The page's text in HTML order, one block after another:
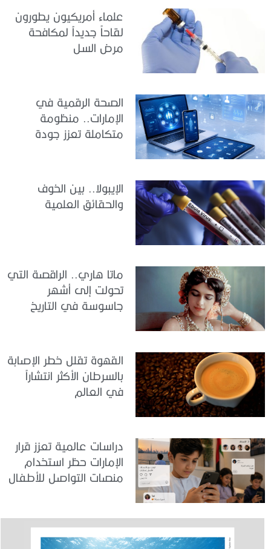
علماء أمريكيون يطورون
لقاحاً جديداً لمكافحة
مرض السل
الصحة الرقمية في
الإمارات.. منظومة
متكاملة تعزز جودة
الإيبولا.. بين الخوف
والحقائق العلمية
ماتا هاري.. الراقصة التي
تحولت إلى أشهر
جاسوسة في التاريخ
القهوة تقلل خطر الإصابة
بالسرطان الأكثر انتشاراً
في العالم
دراسات عالمية تعزز قرار
الإمارات حظر استخدام
منصات التواصل للأطفال